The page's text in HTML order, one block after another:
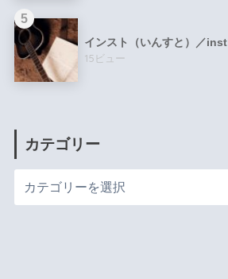
インスト（いんすと）／inst
15ビュー
カテゴリー